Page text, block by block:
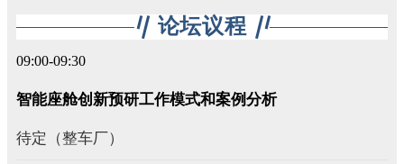
论坛议程
09:00-09:30
智能座舱创新预研工作模式和案例分析
待定（整车厂）